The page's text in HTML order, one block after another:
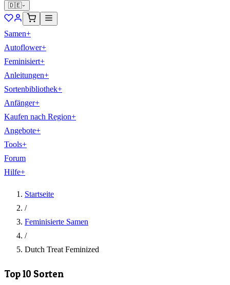
🇩🇪
Samen+
Autoflower+
Feminisiert+
Anleitungen+
Sortenbibliothek+
Anfänger+
Kaufen nach Region+
Angebote+
Tools+
Forum
Hilfe+
Startseite
/
Feminisierte Samen
/
Dutch Treat Feminized
Top 10 Sorten